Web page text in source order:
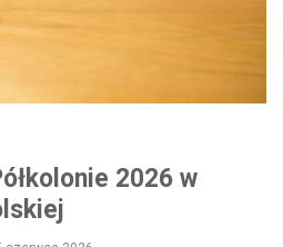
2026 w